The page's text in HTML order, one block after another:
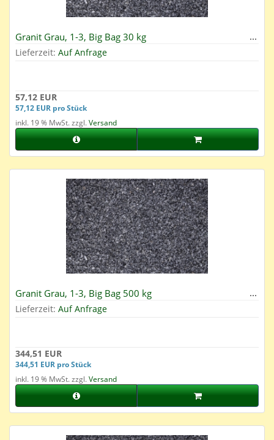
Granit Grau, 1-3, Big Bag 30 kg
Lieferzeit: Auf Anfrage
57,12 EUR
57,12 EUR pro Stück
inkl. 19 % MwSt. zzgl.Versand
Granit Grau, 1-3, Big Bag 500 kg
Lieferzeit: Auf Anfrage
344,51 EUR
344,51 EUR pro Stück
inkl. 19 % MwSt. zzgl.Versand